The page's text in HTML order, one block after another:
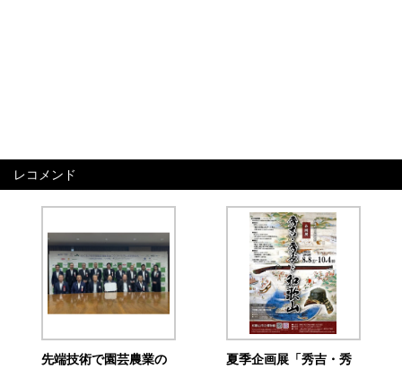
レコメンド
先端技術で園芸農業の
夏季企画展「秀吉・秀